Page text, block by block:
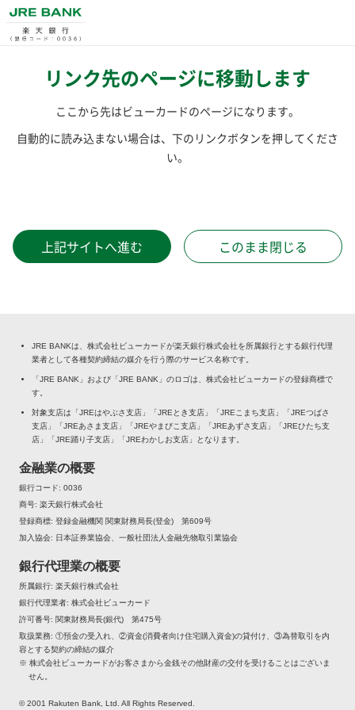
リンク先のページに移動します
ここから先はビューカードのページになります。
自動的に読み込まない場合は、下のリンクボタンを押してくださ
い。
上記サイトへ進む このまま閉じる
JRE BANKは、株式会社ビューカードが楽天銀行株式会社を所属銀行とする銀行代理
業者として各種契約締結の媒介を行う際のサービス名称です。
「JRE BANK」および「JRE BANK」のロゴは、株式会社ビューカードの登録商標で
す。
対象支店は「JREはやぶさ支店」「JREとき支店」「JREこまち支店」「JREつばさ
支店」「JREあさま支店」「JREやまびこ支店」「JREあずさ支店」「JREひたち支
店」「JRE踊り子支店」「JREわかしお支店」となります。
金融業の概要
銀行コード
0036
商号 楽天銀行株式会社
登録商標 登録金融機関 関東財務局長(登金) 第609号
加入協会
日本証券業協会、一般社団法人金融先物取引業協会
銀行代理業の概要
所属銀行 楽天銀行株式会社
銀行代理業者 株式会社ビューカード
許可番号
関東財務局長(銀代) 第475号
取扱業務 ①預金の受入れ、②資金(消費者向け住宅購入資金)の貸付け、③為替取引を内
容とする契約の締結の媒介
※ 株式会社ビューカードがお客さまから金銭その他財産の交付を受けることはございま
せん。
© 2001 Rakuten Bank, Ltd. All Rights Reserved.